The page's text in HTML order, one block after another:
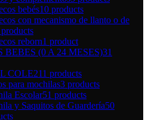
bebés10 products
con mecanismo de llanto o de
reborn1 product
BEBES (0 A 24 MESES)31
COLE211 products
para mochilas3 products
Escolar51 products
y Saquitos de Guardería50